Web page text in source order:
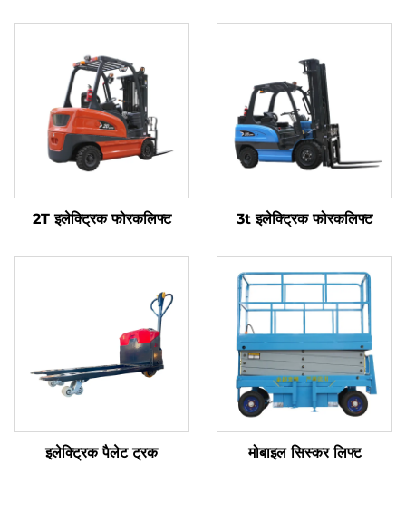
2T इलेक्ट्रिक फोरकलिफ्ट 3t इलेक्ट्रिक फोरकलिफ्ट
इलेक्ट्रिक पैलेट ट्रक मोबाइल सिस्कर लिफ्ट